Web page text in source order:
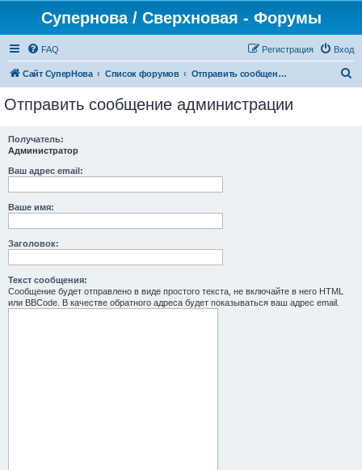
Супернова / Сверхновая - Форумы
FAQ Вход
Регистрация
Сайт СуперНова Список форумов Отправить сообщение администрации
Отправить сообщение администрации
Получатель:
Администратор
Ваш адрес email:
Ваше имя:
Заголовок:
Текст сообщения:
Сообщение будет отправлено в виде простого текста, не включайте в него HTML
или BBCode. В качестве обратного адреса будет показываться ваш адрес email.